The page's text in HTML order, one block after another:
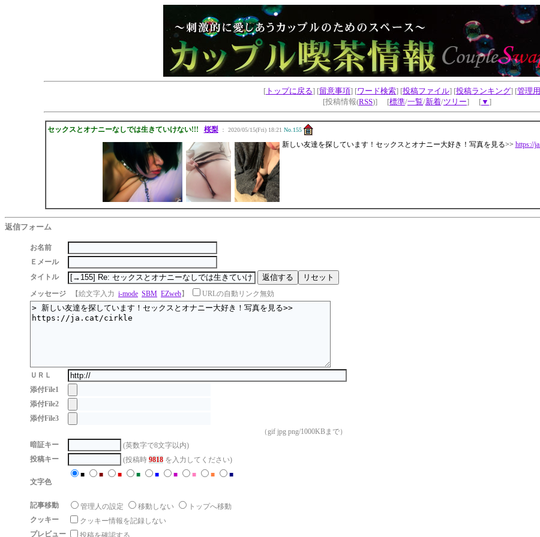
[ トップに戻る] [留意事項] [ワード検索] [投稿ファイル] [投稿ランキング] [管理用
[投稿情報(RSS)] [標準/一覧/新着/ツリー] [▼ ]
セックスとオナニーなしでは生きていけない!!! 桜梨： 2020/05/15(Fri) 18:21 No.155
新しい友達を探しています！セックスとオナニー大好き！写真を見る>> https://
返信フォーム
お名前
Ｅメール
タイトル
メッセージ
【絵文字入力 i-mode SBM EZweb】 URLの自動リンク無効
ＵＲＬ
添付File1
添付File2
添付File3
（gif jpg png/1000KBまで）
暗証キー
(英数字で8文字以内)
投稿キー
(投稿時 9818 を入力してください)
文字色
■ ■ ■ ■ ■ ■ ■ ■ ■
記事移動 管理人の設定 移動しない
トップへ移動
クッキー
クッキー情報を記録しない
プレビュー
投稿を確認する